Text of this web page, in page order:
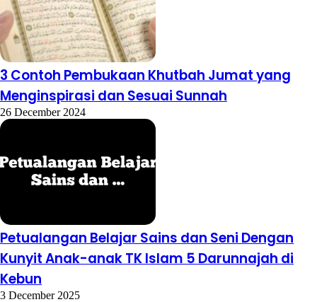
3 Contoh Pembukaan Khutbah Jumat yang
Menginspirasi dan Sesuai Sunnah
26 December 2024
Petualangan Belajar Sains dan Seni Dengan
Kunyit Anak-anak TK Islam 5 Darunnajah di
Kebun
3 December 2025